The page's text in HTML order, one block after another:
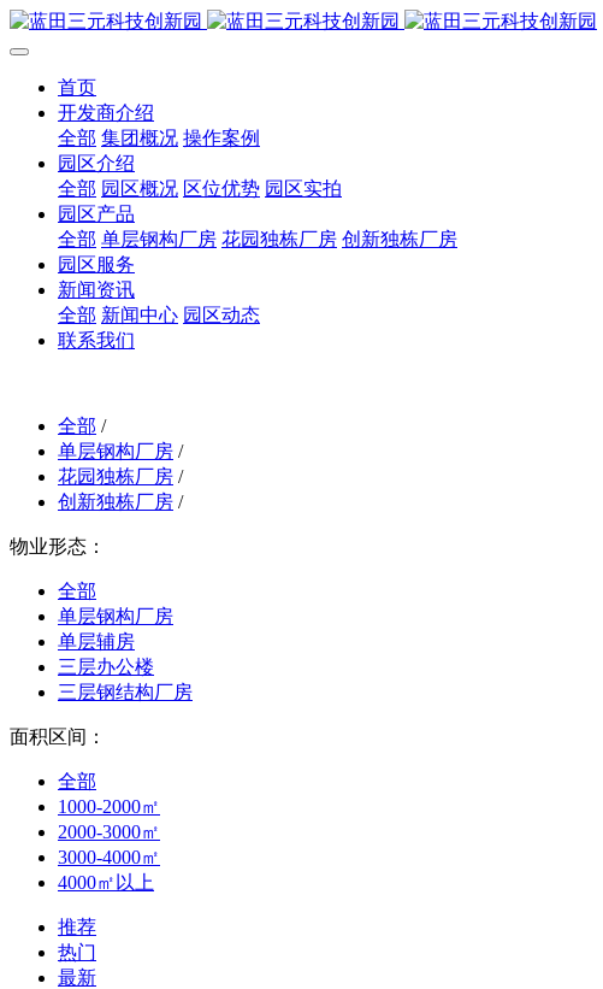
首页
开发商介绍
全部 集团概况 操作案例
园区介绍
全部 园区概况 区位优势 园区实拍
园区产品
全部 单层钢构厂房 花园独栋厂房 创新独栋厂房
园区服务
新闻资讯
全部 新闻中心 园区动态
联系我们
全部 /
单层钢构厂房 /
花园独栋厂房 /
创新独栋厂房 /
物业形态：
全部
单层钢构厂房
单层辅房
三层办公楼
三层钢结构厂房
面积区间：
全部
1000-2000㎡
2000-3000㎡
3000-4000㎡
4000㎡以上
推荐
热门
最新